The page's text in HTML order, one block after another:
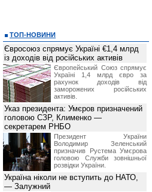
ТОП-НОВИНИ
Євросоюз спрямує Україні €1,4 млрд
із доходів від російських активів
Європейський Союз спрямує
Україні 1,4 млрд євро за
рахунок доходів від
заморожених російських
активів.
Указ президента: Умєров призначений
головою СЗР, Клименко —
секретарем РНБО
Президент України
Володимир Зеленський
призначив Pустема Умєрова
головою Служби зовнішньої
розвідки України.
Україна ніколи не вступить до НАТО,
— Залужний